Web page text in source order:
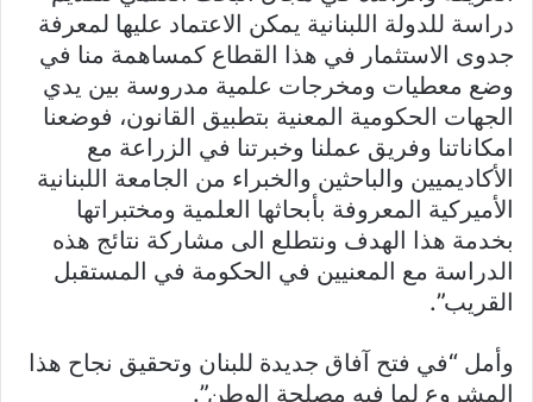
دراسة للدولة اللبنانية يمكن الاعتماد عليها لمعرفة
جدوى الاستثمار في هذا القطاع كمساهمة منا في
وضع معطيات ومخرجات علمية مدروسة بين يدي
الجهات الحكومية المعنية بتطبيق القانون، فوضعنا
امكاناتنا وفريق عملنا وخبرتنا في الزراعة مع
الأكاديميين والباحثين والخبراء من الجامعة اللبنانية
الأميركية المعروفة بأبحاثها العلمية ومختبراتها
بخدمة هذا الهدف ونتطلع الى مشاركة نتائج هذه
الدراسة مع المعنيين في الحكومة في المستقبل
القريب”.
وأمل “في فتح آفاق جديدة للبنان وتحقيق نجاح هذا
المشروع لما فيه مصلحة الوطن”.